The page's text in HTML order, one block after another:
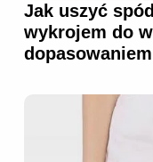
Jak uszyć
wykrojem do
dopasowaniem